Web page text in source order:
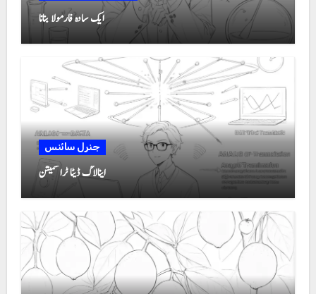
ایک سادہ فارمولا بنانا
جنرل سائنس
اینالاگ ڈیٹا ٹرانسمیشن